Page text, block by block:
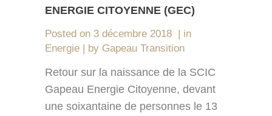
ENERGIE CITOYENNE (GEC)
Posted on 3 décembre 2018
in
Energie
by Gapeau Transition
Retour sur la naissance de la SCIC
Gapeau Energie Citoyenne, devant
une soixantaine de personnes le 13